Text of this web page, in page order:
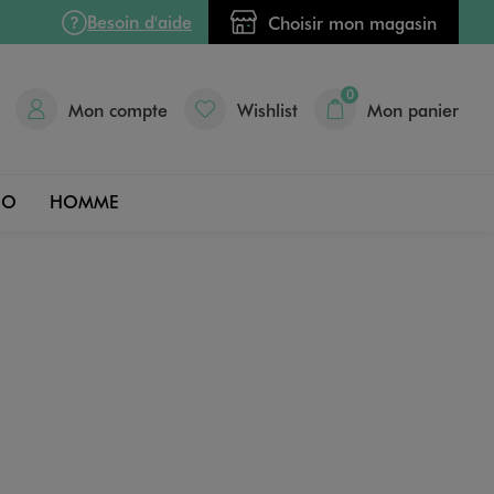
Besoin d'aide Choisir mon magasin
Mon compte Wishlist
0
Mon panier
HOMME